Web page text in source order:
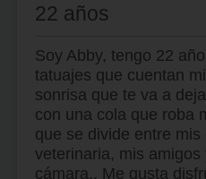
22 años
Soy Abby, tengo 22
tatuajes que cuentan
sonrisa que te va a
con una cola que roba
que se divide entre mis
veterinaria, mis
cámara.. Me gusta